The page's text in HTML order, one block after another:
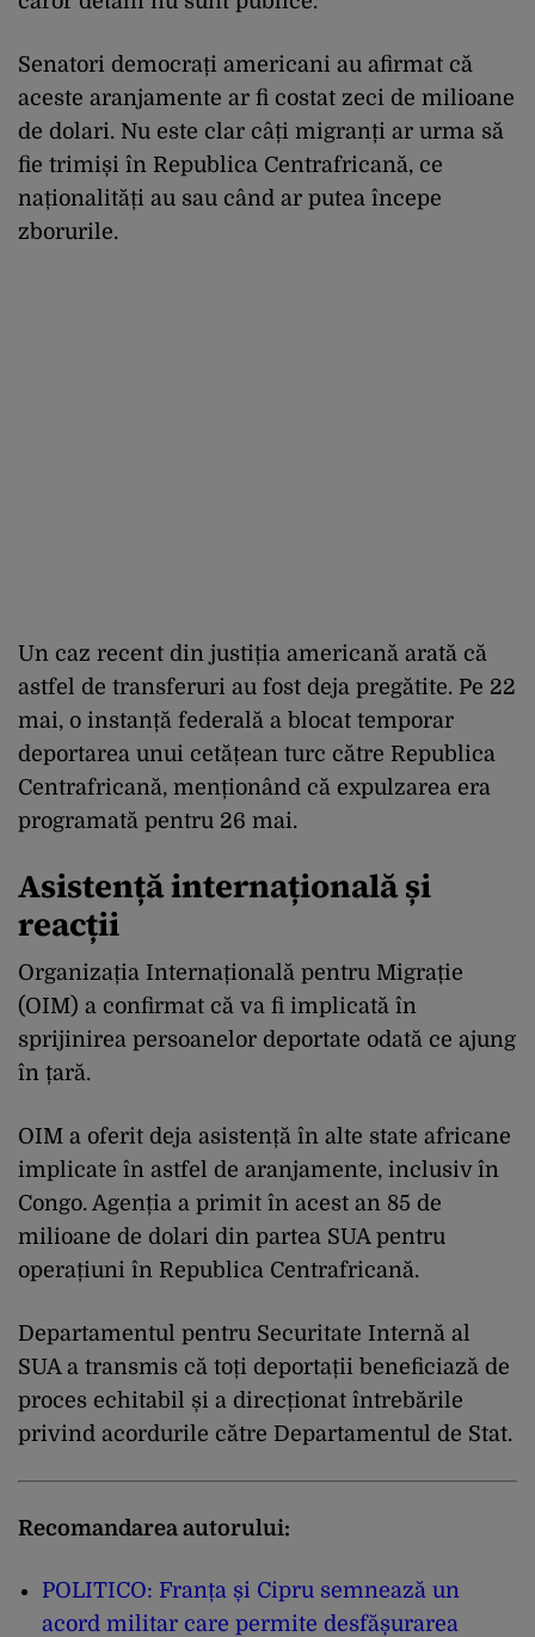
Senatori democrați americani au afirmat că
aceste aranjamente ar fi costat zeci de milioane
de dolari. Nu este clar câți migranți ar urma să
fie trimiși în Republica Centrafricană, ce
naționalități au sau când ar putea începe
zborurile.
Un caz recent din justiția americană arată că
astfel de transferuri au fost deja pregătite. Pe 22
mai, o instanță federală a blocat temporar
deportarea unui cetățean turc către Republica
Centrafricană, menționând că expulzarea era
programată pentru 26 mai.
Asistență internațională și
reacții
Organizația Internațională pentru Migrație
(OIM) a confirmat că va fi implicată în
sprijinirea persoanelor deportate odată ce ajung
în țară.
OIM a oferit deja asistență în alte state africane
implicate în astfel de aranjamente, inclusiv în
Congo. Agenția a primit în acest an 85 de
milioane de dolari din partea SUA pentru
operațiuni în Republica Centrafricană.
Departamentul pentru Securitate Internă al
SUA a transmis că toți deportații beneficiază de
proces echitabil și a direcționat întrebările
privind acordurile către Departamentul de Stat.
Recomandarea autorului:
POLITICO: Franța și Cipru semnează un
acord militar care permite desfășurarea